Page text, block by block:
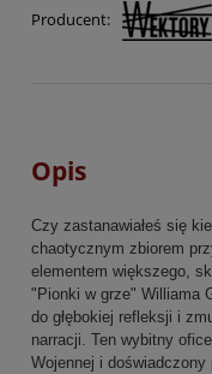
Producent:
Opis
Czy zastanawiałeś się
chaotycznym zbiorem
elementem większego,
"Pionki w grze" Williama
do głębokiej refleksji i
narracji. Ten wybitny
Wojennej i